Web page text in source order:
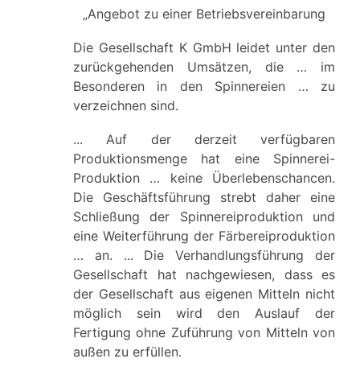
„Angebot zu einer Betriebsvereinbarung
Die Gesellschaft K GmbH leidet unter den
zurückgehenden Umsätzen, die … im
Besonderen in den Spinnereien … zu
verzeichnen sind.
... Auf der derzeit verfügbaren
Produktionsmenge hat eine Spinnerei-
Produktion … keine Überlebenschancen.
Die Geschäftsführung strebt daher eine
Schließung der Spinnereiproduktion und
eine Weiterführung der Färbereiproduktion
… an. ... Die Verhandlungsführung der
Gesellschaft hat nachgewiesen, dass es
der Gesellschaft aus eigenen Mitteln nicht
möglich sein wird den Auslauf der
Fertigung ohne Zuführung von Mitteln von
außen zu erfüllen.